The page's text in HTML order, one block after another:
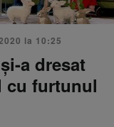
la 10:25
a dresat
cu furtunul